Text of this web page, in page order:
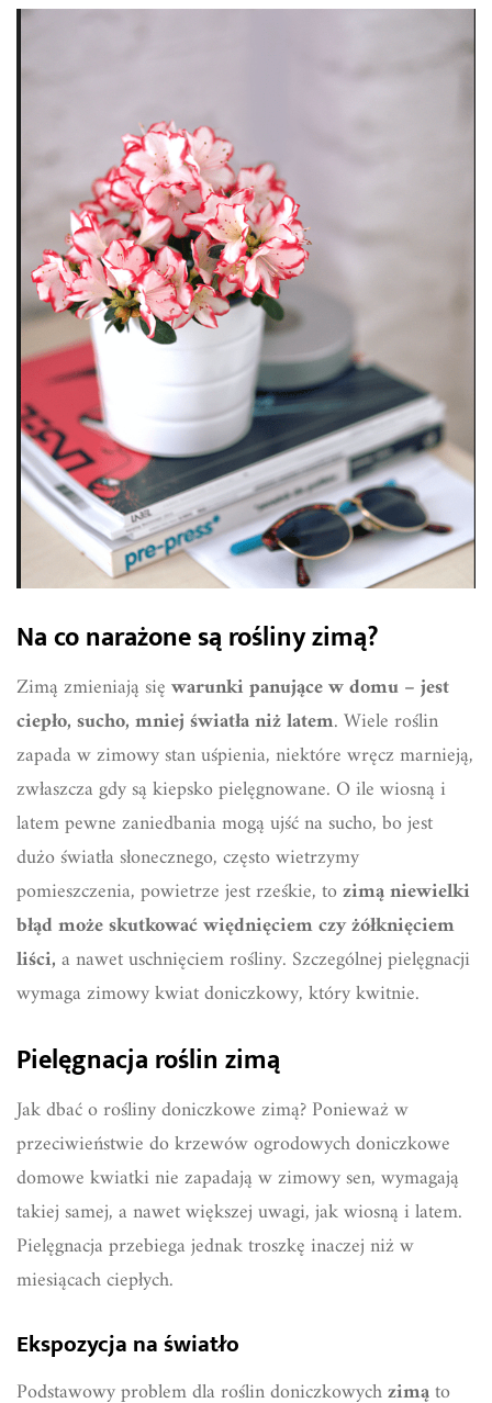
Na co narażone są rośliny zimą?
Zimą zmieniają sięwarunki panujące w domu – jest
ciepło, sucho, mniej światła niż latem. Wiele roślin
zapada w zimowy stan uśpienia, niektóre wręcz marnieją,
zwłaszcza gdy są kiepsko pielęgnowane. O ile wiosną i
latem pewne zaniedbania mogą ujść na sucho, bo jest
dużo światła słonecznego, często wietrzymy
pomieszczenia, powietrze jest rześkie, tozimą niewielki
błąd może skutkować więdnięciem czy żółknięciem
liści,a nawet uschnięciem rośliny. Szczególnej pielęgnacji
wymaga zimowy kwiat doniczkowy, który kwitnie.
Pielęgnacja roślin zimą
Jak dbać o rośliny doniczkowe zimą? Ponieważ w
przeciwieństwie do krzewów ogrodowych doniczkowe
domowe kwiatki nie zapadają w zimowy sen, wymagają
takiej samej, a nawet większej uwagi, jak wiosną i latem.
Pielęgnacja przebiega jednak troszkę inaczej niż w
miesiącach ciepłych.
Ekspozycja na światło
Podstawowy problem dla roślin doniczkowychzimąto